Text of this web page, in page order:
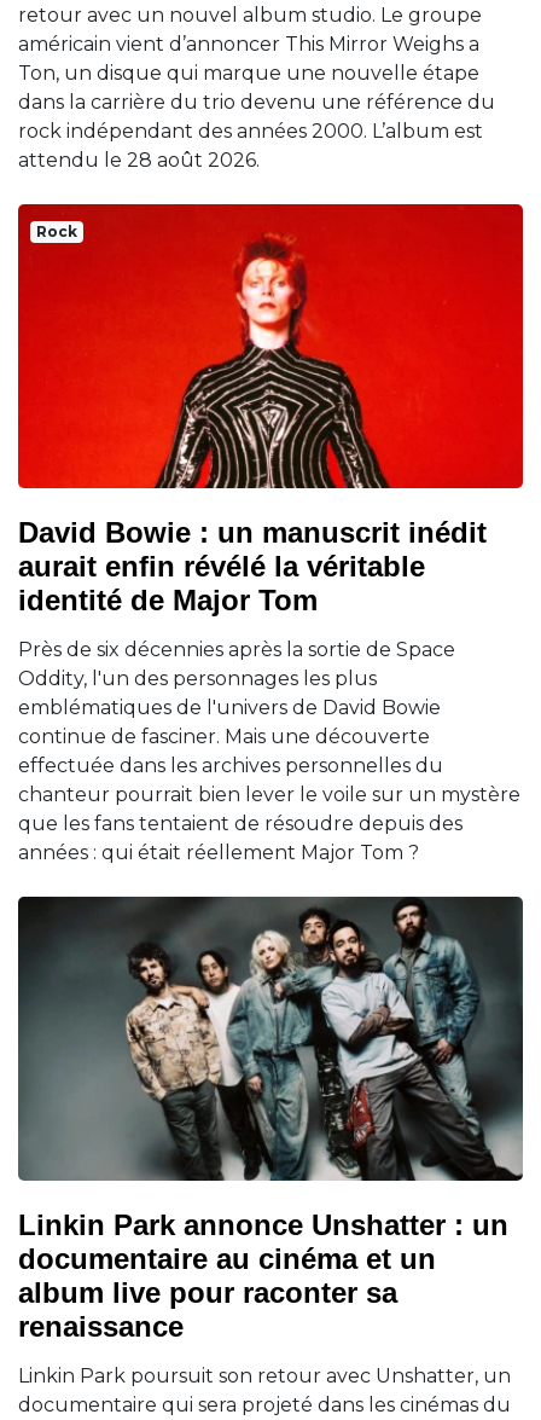
retour avec un nouvel album studio. Le groupe
américain vient d’annoncer This Mirror Weighs a
Ton, un disque qui marque une nouvelle étape
dans la carrière du trio devenu une référence du
rock indépendant des années 2000. L’album est
attendu le 28 août 2026.
Rock
David Bowie : un manuscrit inédit
aurait enfin révélé la véritable
identité de Major Tom
Près de six décennies après la sortie de Space
Oddity, l'un des personnages les plus
emblématiques de l'univers de David Bowie
continue de fasciner. Mais une découverte
effectuée dans les archives personnelles du
chanteur pourrait bien lever le voile sur un mystère
que les fans tentaient de résoudre depuis des
années : qui était réellement Major Tom ?
Linkin Park annonce Unshatter : un
documentaire au cinéma et un
album live pour raconter sa
renaissance
Linkin Park poursuit son retour avec Unshatter, un
documentaire qui sera projeté dans les cinémas du